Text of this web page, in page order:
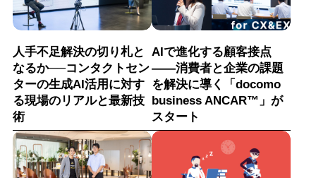
人手不足解決の切り札と
なるか──コンタクトセン
ターの生成AI活用に対す
る現場のリアルと最新技
術
AIで進化する顧客接点
――消費者と企業の課題
を解決に導く「docomo
business ANCAR™」が
スタート